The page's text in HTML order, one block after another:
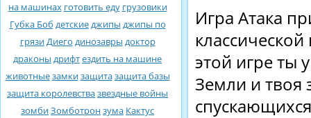
на машинах готовить еду грузовики
Губка Боб детскиеджипы джипы по
грязиДиего динозавры доктор
драконы дрифтездить на машине
животныезамкизащитазащита базы
защита королевствазвездные войны
зомбиЗомботронзума Кактус
Игра Атака
этой игре ты
Земли и твоя